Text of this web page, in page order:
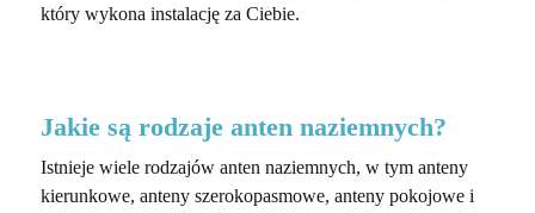
który wykona instalację za Ciebie.
Jakie są rodzaje anten naziemnych?
Istnieje wiele rodzajów anten naziemnych, w tym anteny
kierunkowe, anteny szerokopasmowe, anteny pokojowe i